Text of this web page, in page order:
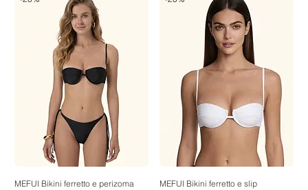
MEFUI Bikini ferretto e perizoma
MEFUI Bikini ferretto e slip